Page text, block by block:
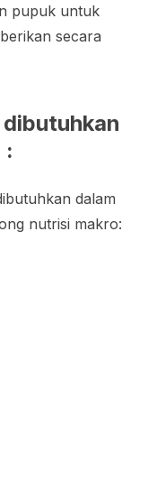
pupuk untuk
secara
:
dalam
nutrisi makro: